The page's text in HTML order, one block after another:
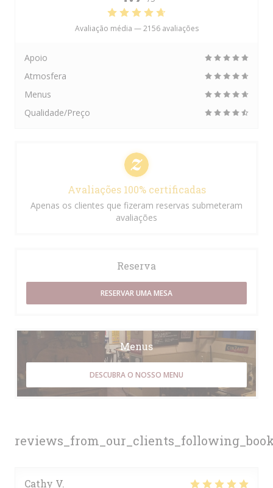
Cathy V
Avaliação média —2156 avaliações
Apoio
Atmosfera
Menus
Qualidade/Preço
Avaliações 100% certificadas
Apenas os clientes que fizeram reservas submeteram
avaliações
Reserva
RESERVAR UMA MESA
Menus
DESCUBRA O NOSSO MENU